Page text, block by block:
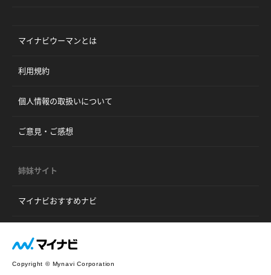
マイナビウーマンとは
利用規約
個人情報の取扱いについて
ご意見・ご感想
姉妹サイト
マイナビおすすめナビ
Copyright © Mynavi Corporation